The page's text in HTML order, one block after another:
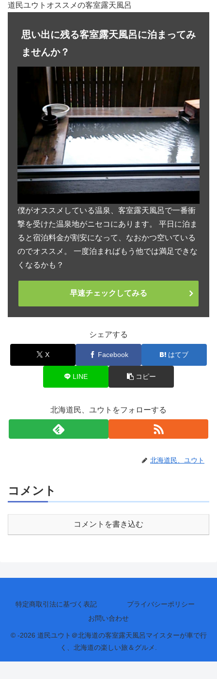
道民ユウトオススメの客室露天風呂
思い出に残る客室露天風呂に泊まってみ
ませんか？
僕がオススメしている温泉、客室露天風呂で一番衝
撃を受けた温泉地がニセコにあります。 平日に泊ま
ると宿泊料金が割安になって、なおかつ空いている
のでオススメ。 一度泊まればもう他では満足できな
くなるかも？
早速チェックしてみる
シェアする
X Facebook はてブ
LINE コピー
北海道民、ユウトをフォローする
北海道民、ユウト
コメント
コメントを書き込む
特定商取引法に基づく表記
プライバシーポリシー
お問い合わせ
© -2026 道民ユウト＠北海道の客室露天風呂マイスターが車で行
く、北海道の楽しい旅＆グルメ.